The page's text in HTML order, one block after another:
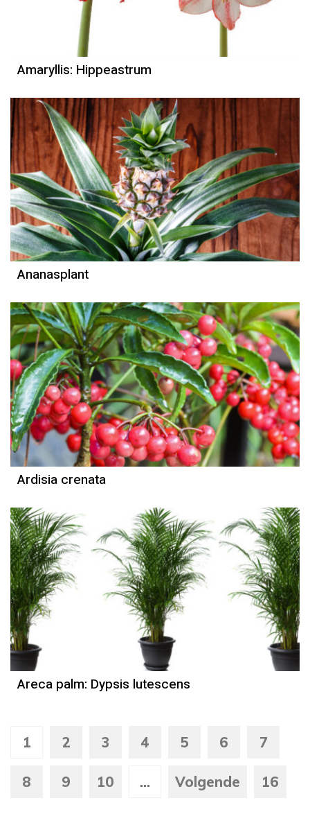
Amaryllis: Hippeastrum
Ananasplant
Ardisia crenata
Areca palm: Dypsis lutescens
1 2 3 4 5 6 7
8 9 10 ... Volgende 16